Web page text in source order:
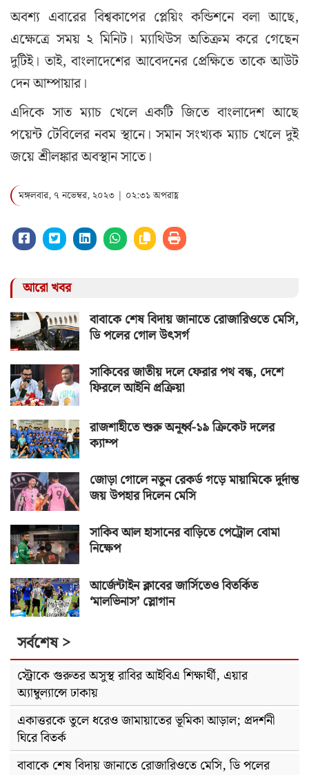
অবশ্য এবারের বিশ্বকাপের প্লেয়িং কন্ডিশনে বলা আছে,
এক্ষেত্রে সময় ২ মিনিট। ম্যাথিউস অতিক্রম করে গেছেন
দুটিই। তাই, বাংলাদেশের আবেদনের প্রেক্ষিতে তাকে আউট
দেন আম্পায়ার।
এদিকে সাত ম্যাচ খেলে একটি জিতে বাংলাদেশ আছে
পয়েন্ট টেবিলের নবম স্থানে। সমান সংখ্যক ম্যাচ খেলে দুই
জয়ে শ্রীলঙ্কার অবস্থান সাতে।
মঙ্গলবার, ৭ নভেম্বর, ২০২৩ | ০২:৩১ অপরাহ্ণ
আরো খবর
বাবাকে শেষ বিদায় জানাতে রোজারিওতে মেসি,
ডি পলের গোল উৎসর্গ
সাকিবের জাতীয় দলে ফেরার পথ বন্ধ, দেশে
ফিরলে আইনি প্রক্রিয়া
রাজশাহীতে শুরু অনূর্ধ্ব-১৯ ক্রিকেট দলের
ক্যাম্প
জোড়া গোলে নতুন রেকর্ড গড়ে মায়ামিকে দুর্দান্ত
জয় উপহার দিলেন মেসি
সাকিব আল হাসানের বাড়িতে পেট্রোল বোমা
নিক্ষেপ
আর্জেন্টাইন ক্লাবের জার্সিতেও বিতর্কিত
‘মালভিনাস’ স্লোগান
সর্বশেষ >
স্ট্রোকে গুরুতর অসুস্থ রাবির আইবিএ শিক্ষার্থী, এয়ার
অ্যাম্বুল্যান্সে ঢাকায়
একাত্তরকে তুলে ধরেও জামায়াতের ভূমিকা আড়াল; প্রদর্শনী
ঘিরে বিতর্ক
বাবাকে শেষ বিদায় জানাতে রোজারিওতে মেসি, ডি পলের